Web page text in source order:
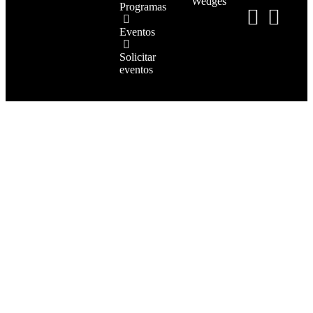
Programas
Eventos
Solicitar
eventos